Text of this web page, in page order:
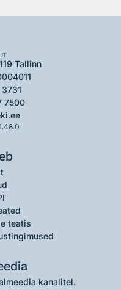
Tallinn
7500
teatis
kanalitel.